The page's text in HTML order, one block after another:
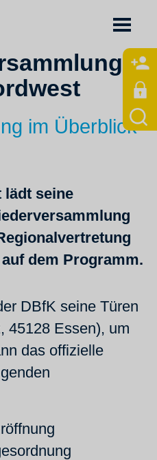
im Überblick
lädt seine
dem Programm.
DBfK seine Türen
45128 Essen), um
das offizielle